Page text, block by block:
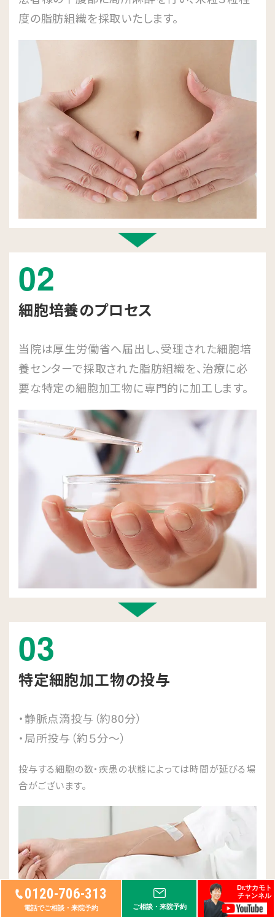
0120-706-313
電話でご相談・来院予約 ご相談・来院予約
Dr.サカモト
チャンネル
度の脂肪組織を採取いたします。
02
細胞培養のプロセス
当院は厚生労働省へ届出し、受理された細胞培
養センターで採取された脂肪組織を、治療に必
要な特定の細胞加工物に専門的に加工します。
03
特定細胞加工物の投与
・静脈点滴投与（約80分）
・局所投与（約５分～）
投与する細胞の数・疾患の状態によっては時間が延びる場
合がございます。